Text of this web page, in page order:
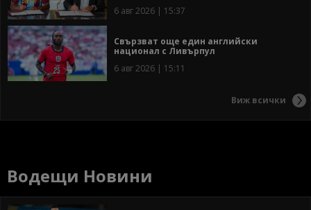
6 авг 2026 | 15:37
Свързват още един английски
национал с Ливърпул
6 авг 2026 | 15:11
Виж всички
Водещи Новини